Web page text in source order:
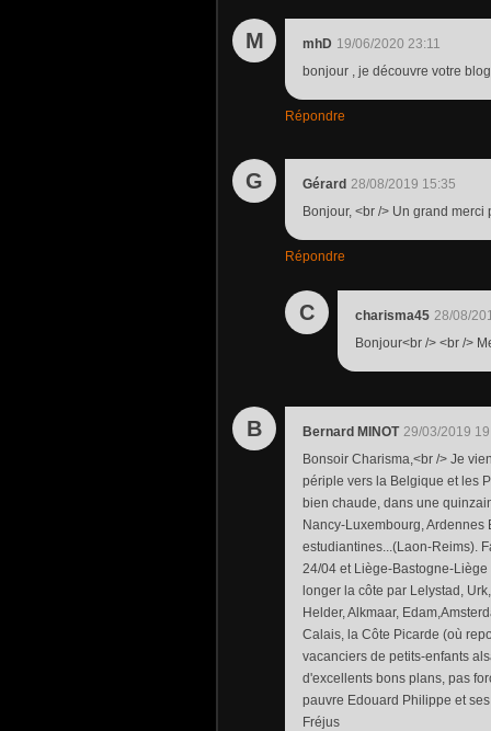
M mhD 19/06/2020 23:11
bonjour , je découvre votre
Répondre
G Gérard 28/08/2019 15:35
Bonjour, <br /> Un grand
Répondre
C charisma45 28/08/
Bonjour<br /> <br />
B Bernard MINOT 29/03/2019
Bonsoir Charisma,<br /> Je
périple vers la Belgique et les
bien chaude, dans une
Nancy-Luxembourg,
estudiantines...(Laon-Reims).
24/04 et Liège-Bastogne-
longer la côte par Lelystad,
Helder, Alkmaar,
Calais, la Côte Picarde (où
vacanciers de petits-enfants
d'excellents bons plans, pas
pauvre Edouard Philippe et
Fréjus